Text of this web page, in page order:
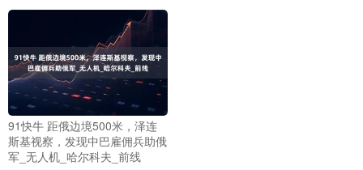
91快牛 距俄边境500米，泽连
斯基视察，发现中巴雇佣兵助俄
军_无人机_哈尔科夫_前线